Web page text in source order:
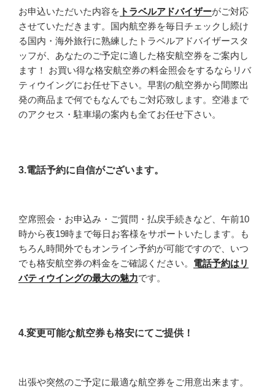
お申込いただいた内容を トラベルアドバイザーがご対応
させていただきます。国内航空券を毎日チェックし続け
る国内・海外旅行に熟練したトラベルアドバイザースタ
ッフが、あなたのご予定に適した格安航空券をご案内し
ます！ お買い得な格安航空券の料金照会をするならリバ
ティウイングにお任せ下さい。早割の航空券から間際出
発の商品まで何でもなんでもご対応致します。空港まで
のアクセス・駐車場の案内も全てお任せ下さい。
3.電話予約に自信がございます。
空席照会・お申込み・ご質問・払戻手続きなど、午前10
時から夜19時まで毎日お客様をサポートいたします。も
ちろん時間外でもオンライン予約が可能ですので、いつ
でも格安航空券の料金をご確認ください。 電話予約はリ
バティウイングの最大の魅力です。
4.変更可能な航空券も格安にてご提供！
出張や突然のご予定に最適な航空券をご用意出来ます。